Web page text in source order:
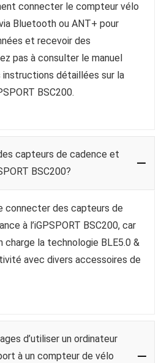
connecter le compteur vélo
Bluetooth ou ANT+ pour
et recevoir des
pas à consulter le manuel
instructions détaillées sur la
BSC200.
capteurs de cadence et
BSC200?
connecter des capteurs de
à l’iGPSPORT BSC200, car
charge la technologie BLE5.0 &
avec divers accessoires de
d’utiliser un ordinateur
à un compteur de vélo